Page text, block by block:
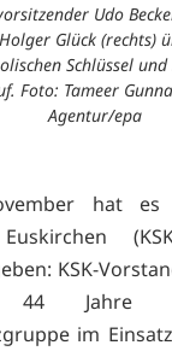
Udo
Glück (rechts)
Schlüssel
Foto: Tameer
Agentur/epa
hat es
Euskirchen
KSK-
44
im